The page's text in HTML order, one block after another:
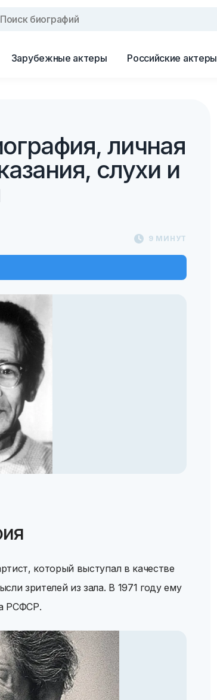
Зарубежные актеры Российские актеры
личная
слухи и
9 МИНУТ
который выступал в качестве
зрителей из зала. В 1971 году ему
РСФСР.